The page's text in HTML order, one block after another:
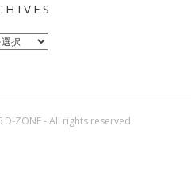
D-ZONE - All rights reserved.